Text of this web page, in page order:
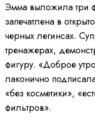
Эмма выложила три
запечатлена в
черных легинсах.
тренажерах,
фигуру. «Доброе
лаконично
«без косметики»,
фильтров».